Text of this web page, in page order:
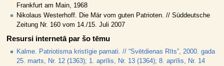
Frankfurt am Main, 1968
Nikolaus Westerhoff. Die Mär vom guten Patrioten. // Süddeutsche
Zeitung Nr. 160 vom 14./15. Juli 2007
Resursi internetā par šo tēmu
Kalme. Patriotisma kristīgie pamati. // “Svētdienas Rīts”, 2000. gada
25. marts, Nr. 12 (1363); 1. aprīlis, Nr. 13 (1364); 8. aprīlis, Nr. 14